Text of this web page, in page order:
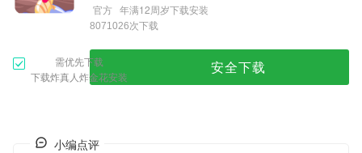
官方 年满12周岁下载安装
8071026次下载
需优先下载
下载炸真人炸金花安装
安全下载
小编点评